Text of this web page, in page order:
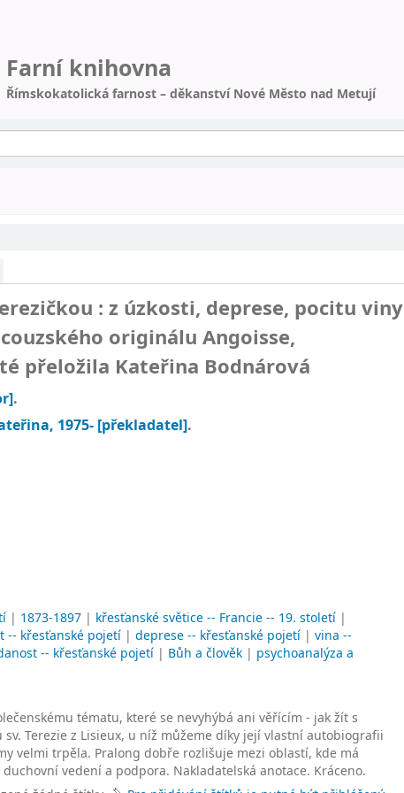
Farní knihovna
Římskokatolická farnost – děkanství Nové Město nad Metují
: z úzkosti, deprese, pocitu viny
originálu Angoisse,
přeložila Kateřina Bodnárová
.
, 1975- [překladatel].
| 1873-1897 | křesťanské světice -- Francie -- 19. století |
-- křesťanské pojetí | deprese -- křesťanské pojetí | vina --
-- křesťanské pojetí | Bůh a člověk | psychoanalýza a
tématu, které se nevyhýbá ani věřícím - jak žít s
Terezie z Lisieux, u níž můžeme díky její vlastní autobiografii
velmi trpěla. Pralong dobře rozlišuje mezi oblastí, kde má
vedení a podpora. Nakladatelská anotace. Kráceno.